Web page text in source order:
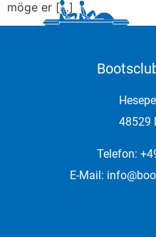
möge er […]
48529
Telefon:
E-Mail: